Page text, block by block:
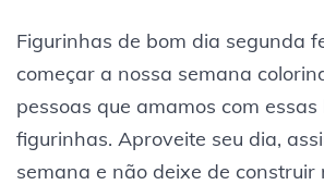
Figurinhas de bom dia segunda
começar a nossa semana
pessoas que amamos com essas
figurinhas. Aproveite seu dia,
semana e não deixe de construir